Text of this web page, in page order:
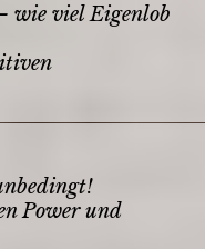
wie viel Eigenlob
Power und